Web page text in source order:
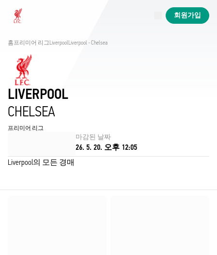
Now live
회원가입
홈프리미어 리그LiverpoolLiverpool - Chelsea
LIVERPOOL
CHELSEA
프리미어 리그
마감된 날짜
26. 5. 20. 오후 12:05
Liverpool의 모든 경매